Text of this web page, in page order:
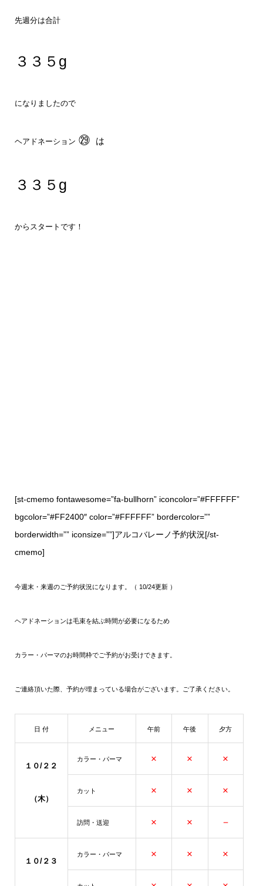
先週分は合計
３３５g
になりましたので
ヘアドネーション ㉙ は
３３５g
からスタートです！
[st-cmemo fontawesome=”fa-bullhorn” iconcolor=”#FFFFFF”
bgcolor=”#FF2400″ color=”#FFFFFF” bordercolor=””
borderwidth=”” iconsize=””]アルコバレーノ予約状況[/st-
cmemo]
今週末・ 来週のご予約状況になります。（ 10/24更新 ）
ヘアドネーションは毛束を結ぶ時間が必要になるため
カラー・パーマのお時間枠でご予約がお受けできます。
ご連絡頂いた際、予約が埋まっている場合がございます。ご了承ください。
日 付 メニュー 午前 午後 夕方
１０/２２
（木）
カラー・パーマ × × ×
カット × × ×
訪問・送迎 × × －
１０/２３
カラー・パーマ × × ×